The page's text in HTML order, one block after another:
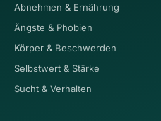
Abnehmen & Ernährung
Ängste & Phobien
Körper & Beschwerden
Selbstwert & Stärke
Sucht & Verhalten